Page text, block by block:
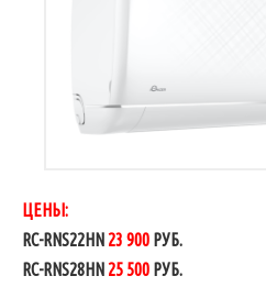
ЦЕНЫ:
RC-RNS22HN 23 900 РУБ.
RC-RNS28HN 25 500 РУБ.